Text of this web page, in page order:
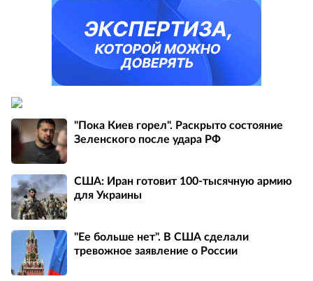
"Пока Киев горел". Раскрыто состояние
Зеленского после удара РФ
США: Иран готовит 100-тысячную армию
для Украины
"Ее больше нет". В США сделали
тревожное заявление о России